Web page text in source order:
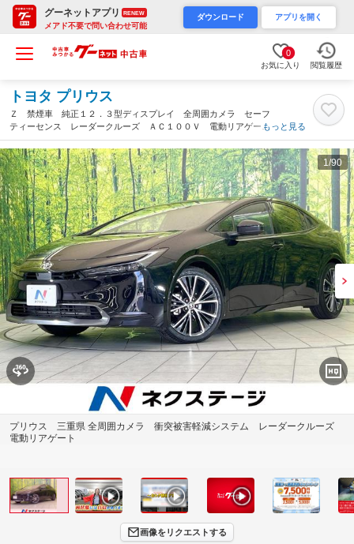
グーネットアプリ RENEW
メアド不要で問い合わせ可能
ダウンロード アプリを開く
0
お気に入り 閲覧履歴
トヨタ プリウス
Ｚ 禁煙車 純正１２．３型ディスプレイ 全周囲カメラ セーフ
ティーセンス レーダークルーズ ＡＣ１００Ｖ 電動リアゲー
ト 前席シートエアコン パワーシート コーナーセンサー ＬＥ
Ｄヘッド ＥＴＣ２．０（三重県）
もっと見る
1 /90
プリウス 三重県 全周囲カメラ 衝突被害軽減システム レーダークルーズ
電動リアゲート
画像をリクエストする